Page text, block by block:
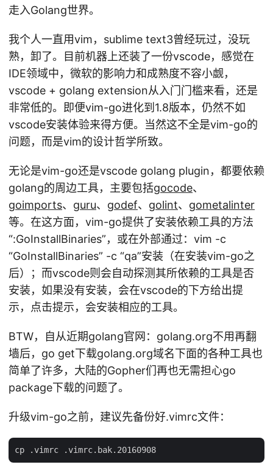
走入Golang世界。
我个人一直用vim，sublime text3曾经玩过，没玩
熟，卸了。目前机器上还装了一份vscode，感觉在
IDE领域中，微软的影响力和成熟度不容小觑，
vscode + golang extension从入门门槛来看，还是
非常低的。即便vim-go进化到1.8版本，仍然不如
vscode安装体验来得方便。当然这不全是vim-go的
问题，而是vim的设计哲学所致。
无论是vim-go还是vscode golang plugin，都要依赖
golang的周边工具，主要包括gocode、
goimports、 guru、 godef、 golint、 gometalinter
等。在这方面，vim-go提供了安装依赖工具的方法
“:GoInstallBinaries”，或在外部通过：vim -c
“GoInstallBinaries” -c “qa”安装（在安装vim-go之
后）；而vscode则会自动探测其所依赖的工具是否
安装，如果没有安装，会在vscode的下方给出提
示，点击提示，会安装相应的工具。
BTW，自从近期golang官网：golang.org不用再翻
墙后，go get下载golang.org域名下面的各种工具也
简单了许多，大陆的Gopher们再也无需担心go
package下载的问题了。
升级vim-go之前，建议先备份好.vimrc文件：